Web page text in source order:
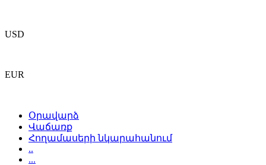
USD
EUR
Օրավարձ
Վաճառք
Հողամասերի նկարահանում
..
...